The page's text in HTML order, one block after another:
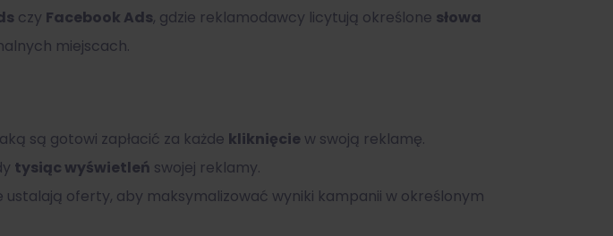
czy Facebook Ads, gdzie reklamodawcy licytują określone słowa
miejscach.
są gotowi zapłacić za każde kliknięcie w swoją reklamę.
tysiąc wyświetleń swojej reklamy.
oferty, aby maksymalizować wyniki kampanii w określonym